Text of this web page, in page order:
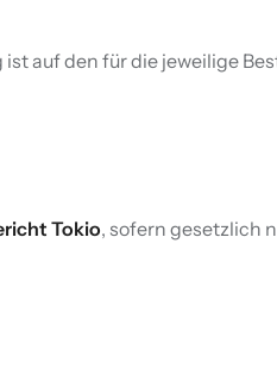
auf den für die jeweilige
Tokio, sofern gesetzlich